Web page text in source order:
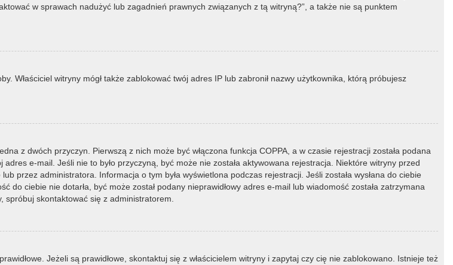
w sprawach nadużyć lub zagadnień prawnych związanych z tą witryną?”, a także nie są punktem
Właściciel witryny mógł także zablokować twój adres IP lub zabronił nazwy użytkownika, którą próbujesz
z dwóch przyczyn. Pierwszą z nich może być włączona funkcja COPPA, a w czasie rejestracji została podana
e-mail. Jeśli nie to było przyczyną, być może nie została aktywowana rejestracja. Niektóre witryny przed
przez administratora. Informacja o tym była wyświetlona podczas rejestracji. Jeśli została wysłana do ciebie
ciebie nie dotarła, być może został podany nieprawidłowy adres e-mail lub wiadomość została zatrzymana
spróbuj skontaktować się z administratorem.
Jeżeli są prawidłowe, skontaktuj się z właścicielem witryny i zapytaj czy cię nie zablokowano. Istnieje też